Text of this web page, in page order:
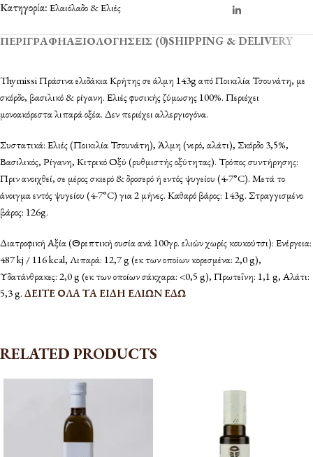
Κατηγορία: Ελαιόλαδο & Ελιές
ΠΕΡΙΓΡΑΦΉΑΞΙΟΛΟΓΉΣΕΙΣ (0)SHIPPING & DELIVERY
Thymissi Πράσινα ελιδάκια Κρήτης σε άλμη 143g από Ποικιλία Τσουνάτη, με
σκόρδο, βασιλικό & ρίγανη. Ελιές φυσικής ζύμωσης 100%. Περιέχει
μονοακόρεστα λιπαρά οξέα. Δεν περιέχει αλλεργιογόνα.
Συστατικά: Ελιές (Ποικιλία Τσουνάτη), Άλμη (νερό, αλάτι), Σκόρδο 3,5%,
Βασιλικός, Ρίγανη, Κιτρικό Οξύ (ρυθμιστής οξύτητας). Τρόπος συντήρησης:
Πριν ανοιχθεί, σε μέρος σκιερό & δροσερό ή εντός ψυγείου (4-7°C). Μετά το
άνοιγμα εντός ψυγείου (4-7°C) για 2 μήνες. Καθαρό βάρος: 143g. Στραγγισμένο
βάρος: 126g.
Διατροφική Αξία (Θρεπτική ουσία ανά 100γρ. ελιών χωρίς κουκούτσι): Ενέργεια:
487 kj / 116 kcal, Λιπαρά: 12,7 g (εκ των οποίων κορεσμένα: 2,0 g),
Υδατάνθρακες: 2,0 g (εκ των οποίων σάκχαρα: <0,5 g), Πρωτεΐνη: 1,1 g, Αλάτι:
5,3 g. ΔΕΙΤΕ ΟΛΑ ΤΑ ΕΙΔΗ ΕΛΙΩΝ ΕΔΩ
RELATED PRODUCTS